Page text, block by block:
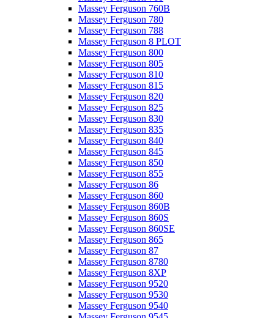
Massey Ferguson 760B
Massey Ferguson 780
Massey Ferguson 788
Massey Ferguson 8 PLOT
Massey Ferguson 800
Massey Ferguson 805
Massey Ferguson 810
Massey Ferguson 815
Massey Ferguson 820
Massey Ferguson 825
Massey Ferguson 830
Massey Ferguson 835
Massey Ferguson 840
Massey Ferguson 845
Massey Ferguson 850
Massey Ferguson 855
Massey Ferguson 86
Massey Ferguson 860
Massey Ferguson 860B
Massey Ferguson 860S
Massey Ferguson 860SE
Massey Ferguson 865
Massey Ferguson 87
Massey Ferguson 8780
Massey Ferguson 8XP
Massey Ferguson 9520
Massey Ferguson 9530
Massey Ferguson 9540